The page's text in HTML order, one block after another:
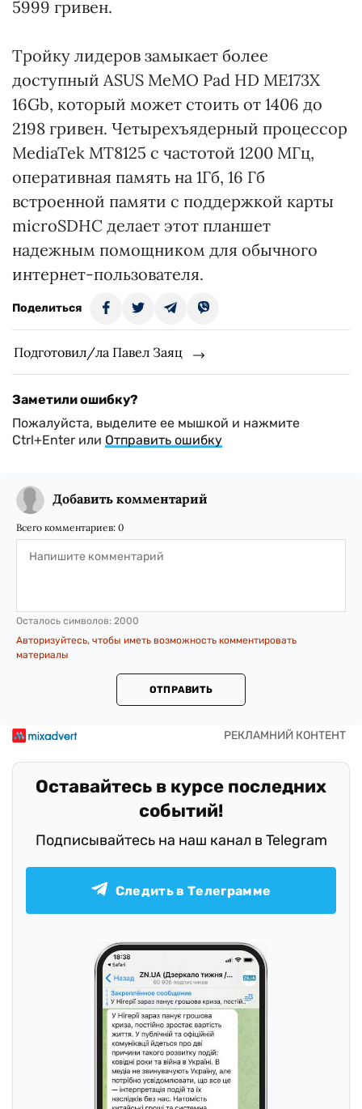
5999 гривен.
Тройку лидеров замыкает более
доступный ASUS MeMO Pad HD ME173X
16Gb, который может стоить от 1406 до
2198 гривен. Четырехъядерный процессор
MediaTek MT8125 с частотой 1200 МГц,
оперативная память на 1Гб, 16 Гб
встроенной памяти с поддержкой карты
microSDHC делает этот планшет
надежным помощником для обычного
интернет-пользователя.
Поделиться
Подготовил/ла Павел Заяц
Заметили ошибку?
Пожалуйста, выделите ее мышкой и нажмите
Ctrl+Enter или Отправить ошибку
Добавить комментарий
Всего комментариев: 0
Осталось символов: 2000
Авторизуйтесь, чтобы иметь возможность комментировать
материалы
ОТПРАВИТЬ
Оставайтесь в курсе последних
событий!
Подписывайтесь на наш канал в Telegram
Следить в Телеграмме